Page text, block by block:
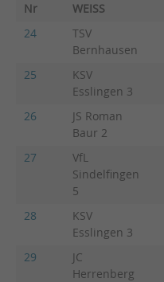
Nr WEISS
24
TSV
Bernhausen
25
KSV
Esslingen 3
26
JS Roman
Baur 2
27
VfL
Sindelfingen
5
28
KSV
Esslingen 3
29
JC
Herrenberg